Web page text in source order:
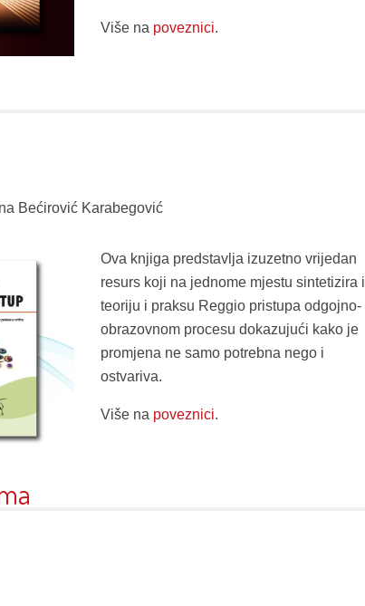
Više na poveznici.
Bećirović Karabegović
Ova knjiga predstavlja izuzetno vrijedan
resurs koji na jednome mjestu sintetizira i
teoriju i praksu Reggio pristupa odgojno-
obrazovnom procesu dokazujući kako je
promjena ne samo potrebna nego i
ostvariva.
Više na poveznici.